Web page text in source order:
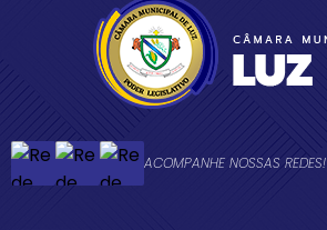
ACOMPANHE NOSSAS REDES!